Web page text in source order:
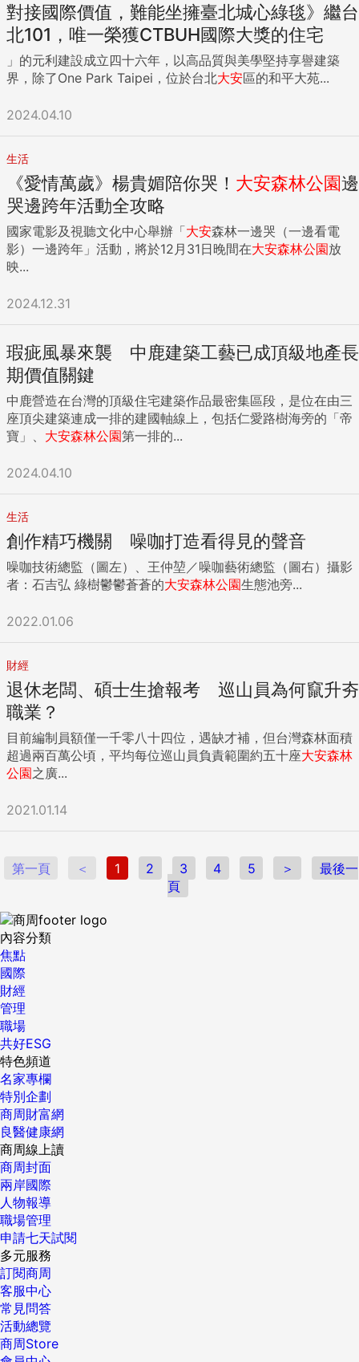
對接國際價值，難能坐擁臺北城心綠毯》繼台
北101，唯一榮獲CTBUH國際大獎的住宅
」的元利建設成立四十六年，以高品質與美學堅持享譽建築
界，除了One Park Taipei，位於台北大安區的和平大苑...
2024.04.10
生活
《愛情萬歲》楊貴媚陪你哭！ 大安森林公園邊
哭邊跨年活動全攻略
國家電影及視聽文化中心舉辦「大安森林一邊哭（一邊看電
影）一邊跨年」活動，將於12月31日晚間在大安森林公園放
映...
2024.12.31
瑕疵風暴來襲 中鹿建築工藝已成頂級地產長
期價值關鍵
中鹿營造在台灣的頂級住宅建築作品最密集區段，是位在由三
座頂尖建築連成一排的建國軸線上，包括仁愛路樹海旁的「帝
寶」、 大安森林公園第一排的...
2024.04.10
生活
創作精巧機關 噪咖打造看得見的聲音
噪咖技術總監（圖左）、王仲堃／噪咖藝術總監（圖右）攝影
者：石吉弘 綠樹鬱鬱蒼蒼的大安森林公園生態池旁...
2022.01.06
財經
退休老闆、碩士生搶報考 巡山員為何竄升夯
職業？
目前編制員額僅一千零八十四位，遇缺才補，但台灣森林面積
超過兩百萬公頃，平均每位巡山員負責範圍約五十座大安森林
公園之廣...
2021.01.14
第一頁 ＜ 1 2 3 4 5 ＞
最後一
頁
內容分類
焦點
國際
財經
管理
職場
共好ESG
特色頻道
名家專欄
特別企劃
商周財富網
良醫健康網
商周線上讀
商周封面
兩岸國際
人物報導
職場管理
申請七天試閱
多元服務
訂閱商周
客服中心
常見問答
活動總覽
商周Store